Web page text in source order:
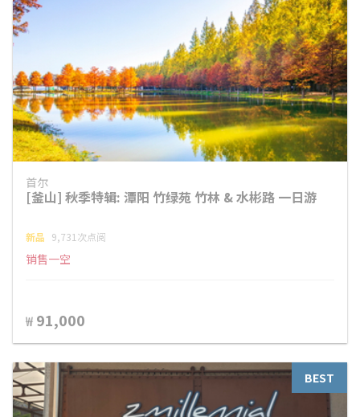
首尔
[釜山] 秋季特辑: 潭阳 竹绿苑 竹林 & 水彬路 一日游
新品 9,731次点阅
销售一空
₩ 91,000
BEST